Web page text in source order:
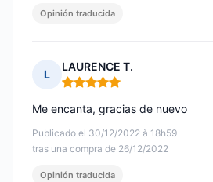
Opinión traducida
L
LAURENCE T.
Nota: 5 de 5
Publicado el 30/12/2022 à 18h59
tras una compra de 26/12/2022
Me encanta, gracias de nuevo
Opinión traducida